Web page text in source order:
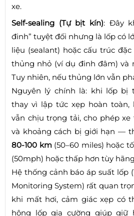
xe.
Self-sealing (Tự bịt kín): Đây
đinh” tuyệt đối nhưng là lốp có
liệu (sealant) hoặc cấu trúc
thủng nhỏ (ví dụ đinh đâm) và
Tuy nhiên, nếu thủng lớn vẫn
Nguyên lý chính là: khi lốp bị
thay vì lập tức xẹp hoàn toàn,
vẫn chịu trọng tải, cho phép
và khoảng cách bị giới hạn —
80-100 km(50–60 miles) hoặc
(50mph) hoặc thấp hơn tùy
Hệ thống cảnh báo áp suất lốp
Monitoring System) rất quan
khi mất hơi, cảm giác xẹp có
hông lốp gia cường giúp giữ